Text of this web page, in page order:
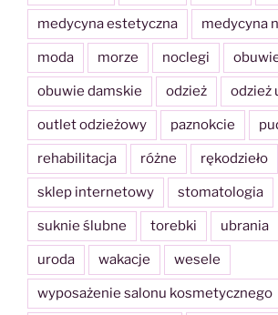
medycyna estetyczna medycyna
moda morze noclegi
obuwie damskie odzież odzież
outlet odzieżowy paznokcie
rehabilitacja różne rękodzieło
sklep internetowy stomatologia
suknie ślubne torebki ubrania
uroda wakacje wesele
wyposażenie salonu kosmetycznego